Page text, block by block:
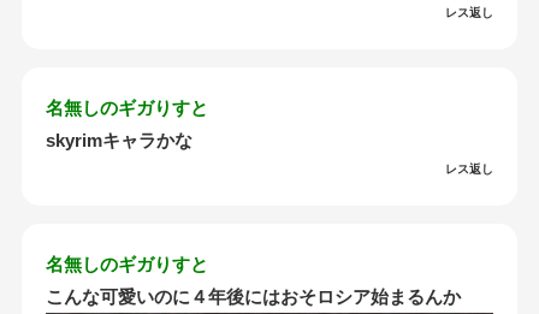
レス返し
名無しのギガりすと
skyrimキャラかな
レス返し
名無しのギガりすと
こんな可愛いのに４年後にはおそロシア始まるんか